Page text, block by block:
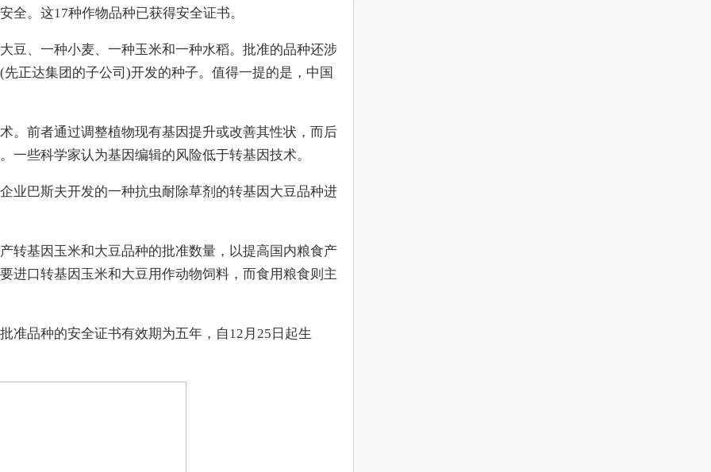
全。这17种作物品种已获得安全证书。
、一种小麦、一种玉米和一种水稻。批准的品种还涉
正达集团的子公司)开发的种子。值得一提的是，中国
前者通过调整植物现有基因提升或改善其性状，而后
一些科学家认为基因编辑的风险低于转基因技术。
巴斯夫开发的一种抗虫耐除草剂的转基因大豆品种进
基因玉米和大豆品种的批准数量，以提高国内粮食产
进口转基因玉米和大豆用作动物饲料，而食用粮食则主
品种的安全证书有效期为五年，自12月25日起生